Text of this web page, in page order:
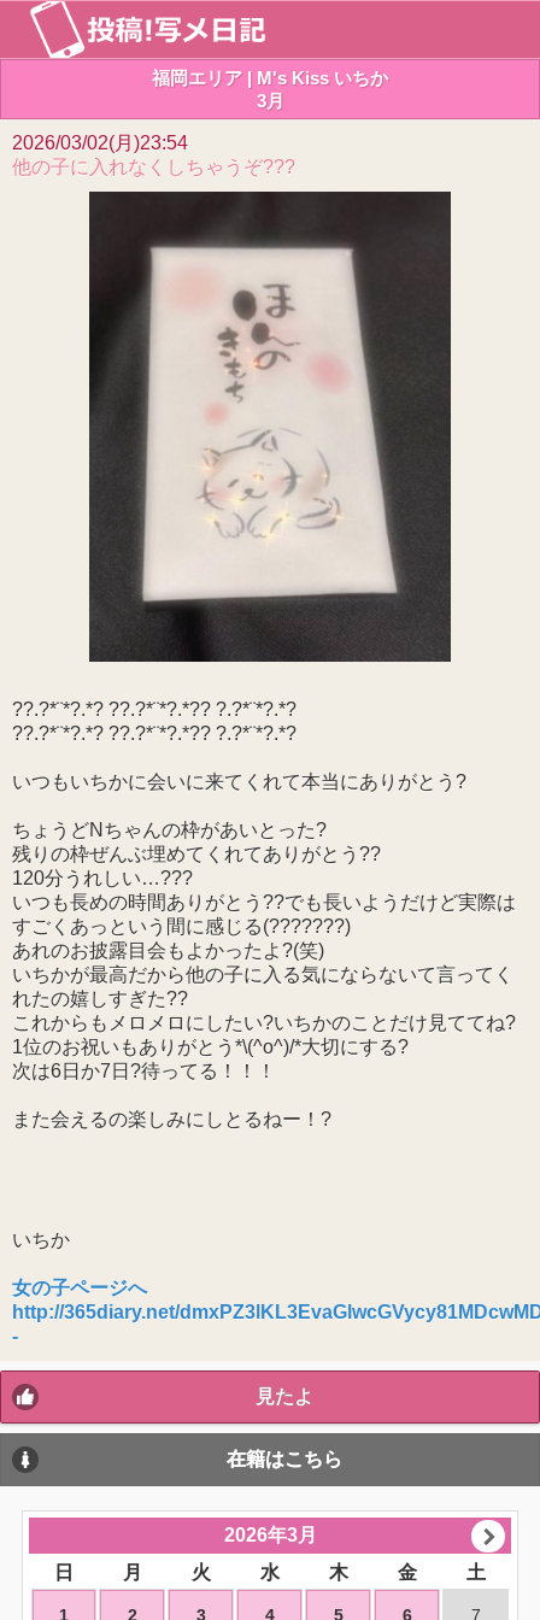
福岡エリア | M's Kiss いちか
3月
2026/03/02(月)23:54
他の子に入れなくしちゃうぞ???
??.?*¨*?.*? ??.?*¨*?.*?? ?.?*¨*?.*?
??.?*¨*?.*? ??.?*¨*?.*?? ?.?*¨*?.*?
いつもいちかに会いに来てくれて本当にありがとう?
ちょうどNちゃんの枠があいとった?
残りの枠ぜんぶ埋めてくれてありがとう??
120分うれしい…???
いつも長めの時間ありがとう??でも長いようだけど実際は
すごくあっという間に感じる(???????)
あれのお披露目会もよかったよ?(笑)
いちかが最高だから他の子に入る気にならないて言ってく
れたの嬉しすぎた??
これからもメロメロにしたい?いちかのことだけ見ててね?
1位のお祝いもありがとう*\(^o^)/*大切にする?
次は6日か7日?待ってる！！！
また会えるの楽しみにしとるねー！?
いちか
女の子ページへ
http://365diary.net/
-
見たよ
在籍はこちら
2026年3月
日
月 火 水 木 金 土
1 2 3 4 5 6 7